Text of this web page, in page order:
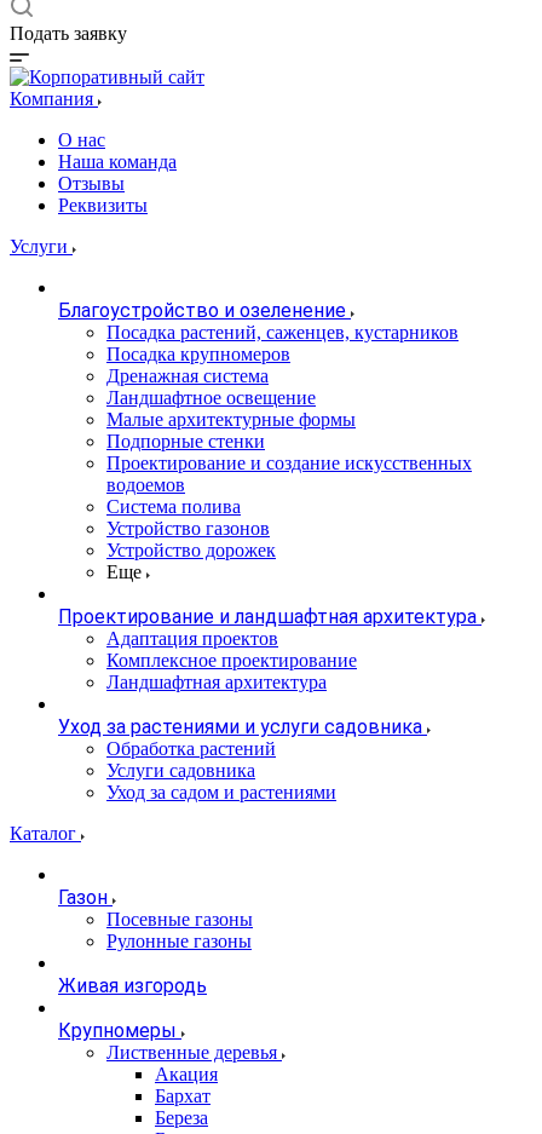
Подать заявку
Компания
О нас
Наша команда
Отзывы
Реквизиты
Услуги
Благоустройство и озеленение
Посадка растений, саженцев, кустарников
Посадка крупномеров
Дренажная система
Ландшафтное освещение
Малые архитектурные формы
Подпорные стенки
Проектирование и создание искусственных
водоемов
Система полива
Устройство газонов
Устройство дорожек
Еще
Проектирование и ландшафтная архитектура
Адаптация проектов
Комплексное проектирование
Ландшафтная архитектура
Уход за растениями и услуги садовника
Обработка растений
Услуги садовника
Уход за садом и растениями
Каталог
Газон
Посевные газоны
Рулонные газоны
Живая изгородь
Крупномеры
Лиственные деревья
Акация
Бархат
Береза